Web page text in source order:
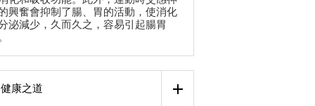
興奮會抑制了腸、胃的活動，使消化
泌減少，久而久之，容易引起腸胃
健康之道